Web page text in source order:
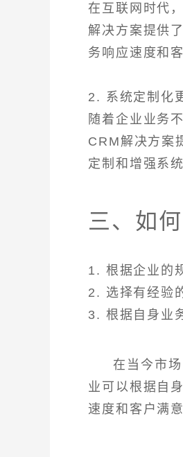
在互联网时代
解决方案提供
务响应速度和
2. 系统定制化
随着企业业务
CRM解决方案
定制和增强系统
三、如
1. 根据企业的
2. 选择有经验
3. 根据自身业
在当今市
业可以根据自
速度和客户满